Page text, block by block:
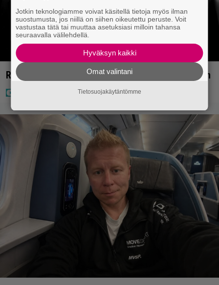
Rakastettu suomalainen metalliyhtye tekee paluun
Jotkin teknologiamme voivat käsitellä tietoja myös ilman
suostumusta, jos niillä on siihen oikeutettu peruste. Voit
vastustaa tätä tai muuttaa asetuksiasi milloin tahansa
seuraavalla välilehdellä.
Hyväksyn kaikki
Omat valintani
Tietosuojakäytäntömme